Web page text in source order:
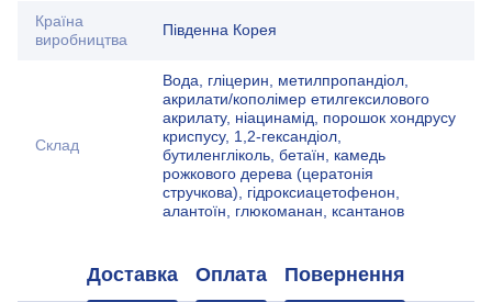
Країна
виробництва
Південна Корея
Склад
Вода, гліцерин, метилпропандіол,
акрилати/кополімер етилгексилового
акрилату, ніацинамід, порошок хондрусу
криспусу, 1,2-гександіол,
бутиленгліколь, бетаїн, камедь
рожкового дерева (цератонія
стручкова), гідроксиацетофенон,
алантоїн, глюкоманан, ксантанов
Доставка Оплата Повернення